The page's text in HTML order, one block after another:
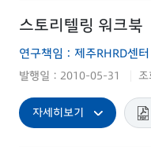
스토리텔링 워크북
연구책임 : 제주RHRD센터
발행일 : 2010-05-31
자세히보기